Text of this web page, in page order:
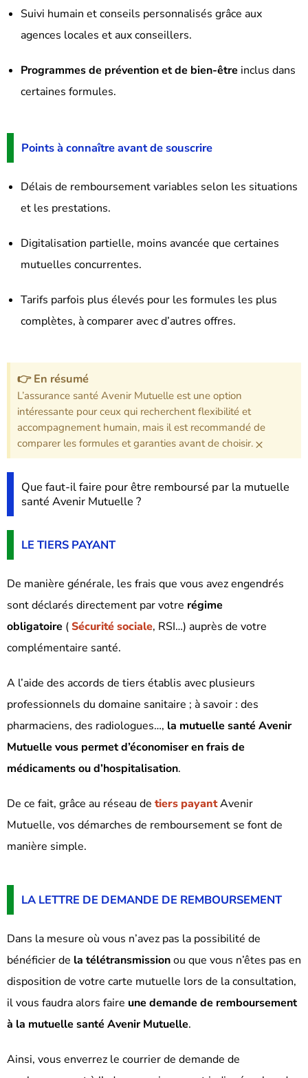
Suivi humain et conseils personnalisés grâce aux
agences locales et aux conseillers.
Programmes de prévention et de bien-être inclus dans
certaines formules.
Points à connaître avant de souscrire
Délais de remboursement variables selon les situations
et les prestations.
Digitalisation partielle, moins avancée que certaines
mutuelles concurrentes.
Tarifs parfois plus élevés pour les formules les plus
complètes, à comparer avec d’autres offres.
👉 En résumé
L’assurance santé Avenir Mutuelle est une option
intéressante pour ceux qui recherchent flexibilité et
accompagnement humain, mais il est recommandé de
comparer les formules et garanties avant de choisir. ×
Que faut-il faire pour être remboursé par la mutuelle
santé Avenir Mutuelle ?
LE TIERS PAYANT
De manière générale, les frais que vous avez engendrés
sont déclarés directement par votre régime
obligatoire (Sécurité sociale, RSI…) auprès de votre
complémentaire santé.
A l’aide des accords de tiers établis avec plusieurs
professionnels du domaine sanitaire ; à savoir : des
pharmaciens, des radiologues…, la mutuelle santé Avenir
Mutuelle vous permet d’économiser en frais de
médicaments ou d’hospitalisation.
De ce fait, grâce au réseau de tiers payantAvenir
Mutuelle, vos démarches de remboursement se font de
manière simple.
LA LETTRE DE DEMANDE DE REMBOURSEMENT
Dans la mesure où vous n’avez pas la possibilité de
bénéficier de la télétransmissionou que vous n’êtes pas en
disposition de votre carte mutuelle lors de la consultation,
il vous faudra alors faire une demande de remboursement
à la mutuelle santé Avenir Mutuelle.
Ainsi, vous enverrez le courrier de demande de